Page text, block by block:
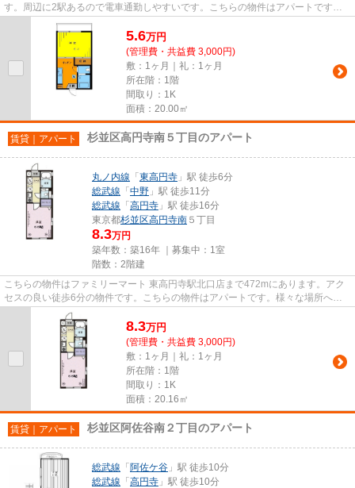
す。周辺に2駅あるので電車通勤しやすいです。こちらの物件はアパートです。
この物件は、駅まで徒歩12分に立...
5.6万円
(管理費・共益費 3,000円)
敷：1ヶ月｜礼：1ヶ月
所在階：1階
間取り：1K
面積：20.00㎡
賃貸｜アパート 杉並区高円寺南５丁目のアパート
丸ノ内線 「 東高円寺 」駅 徒歩6分
総武線 「 中野 」駅 徒歩11分
総武線 「 高円寺 」駅 徒歩16分
東京都杉並区高円寺南 ５丁目
8.3万円
築年数：築16年 ｜募集中： 1室
階数：2階建
こちらの物件はファミリーマート 東高円寺駅北口店まで472mにあります。アク
セスの良い徒歩6分の物件です。こちらの物件はアパートです。様々な場所への
アクセスが便利になる、2駅利用...
8.3万円
(管理費・共益費 3,000円)
敷：1ヶ月｜礼：1ヶ月
所在階：1階
間取り：1K
面積：20.16㎡
賃貸｜アパート 杉並区阿佐谷南２丁目のアパート
総武線 「 阿佐ケ谷 」駅 徒歩10分
総武線 「 高円寺 」駅 徒歩10分